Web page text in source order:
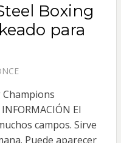
Boxing
para
Champions
El
campos. Sirve
Puede aparecer